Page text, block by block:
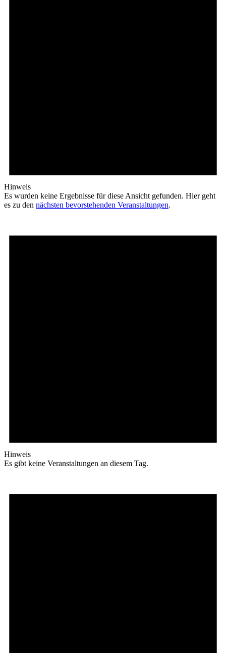
Hinweis
Es wurden keine Ergebnisse für diese Ansicht gefunden. Hier geht
es zu den nächsten bevorstehenden Veranstaltungen.
Hinweis
Es gibt keine Veranstaltungen an diesem Tag.